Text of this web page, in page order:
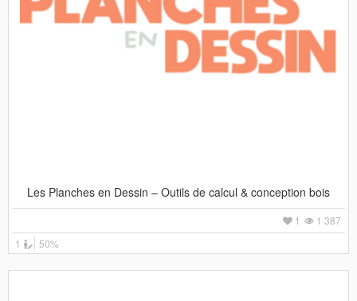
Les Planches en Dessin – Outils de calcul & conception bois
1 387
1
1
50%